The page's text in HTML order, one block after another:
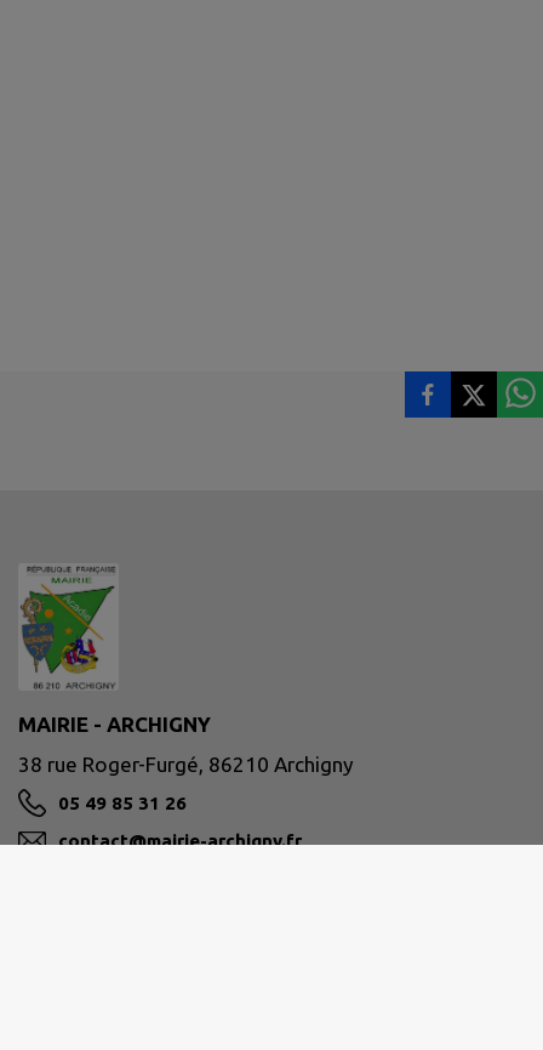
MAIRIE - ARCHIGNY
38 rue Roger-Furgé, 86210 Archigny
05 49 85 31 26
contact@mairie-archigny.fr